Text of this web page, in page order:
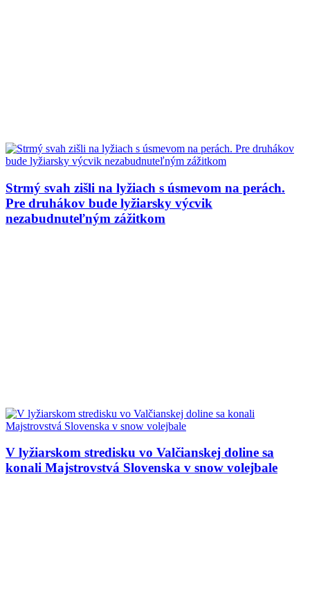
Strmý svah zišli na lyžiach s úsmevom na perách.
Pre druhákov bude lyžiarsky výcvik
nezabudnuteľným zážitkom
V lyžiarskom stredisku vo Valčianskej doline sa
konali Majstrovstvá Slovenska v snow volejbale